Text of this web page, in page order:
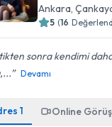
Ankara ,
5 (16
sonra kendimi
Devamı
1 Online